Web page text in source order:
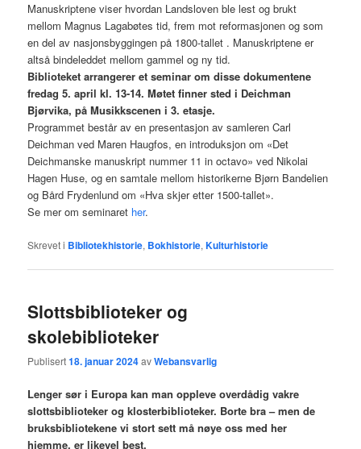
Manuskriptene viser hvordan Landsloven ble lest og brukt
mellom Magnus Lagabøtes tid, frem mot reformasjonen og som
en del av nasjonsbyggingen på 1800-tallet . Manuskriptene er
altså bindeleddet mellom gammel og ny tid.
Biblioteket arrangerer et seminar om disse dokumentene
fredag 5. april kl. 13-14. Møtet finner sted i Deichman
Bjørvika, på Musikkscenen i 3. etasje.
Programmet består av en presentasjon av samleren Carl
Deichman ved Maren Haugfos, en introduksjon om «Det
Deichmanske manuskript nummer 11 in octavo» ved Nikolai
Hagen Huse, og en samtale mellom historikerne Bjørn Bandelien
og Bård Frydenlund om «Hva skjer etter 1500-tallet».
Se mer om seminaret her.
Skrevet i Bibliotekhistorie, Bokhistorie,Kulturhistorie
Slottsbiblioteker og
skolebiblioteker
Publisert18. januar 2024avWebansvarlig
Lenger sør i Europa kan man oppleve overdådig vakre
slottsbiblioteker og klosterbiblioteker. Borte bra – men de
bruksbibliotekene vi stort sett må nøye oss med her
hjemme, er likevel best.